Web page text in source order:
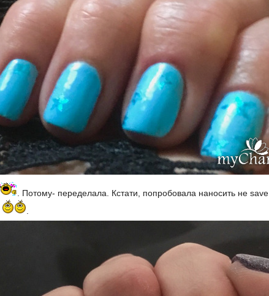
. Потому- переделала. Кстати, попробовала наносить не